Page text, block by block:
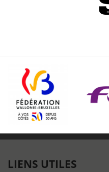
LIENS UTILES